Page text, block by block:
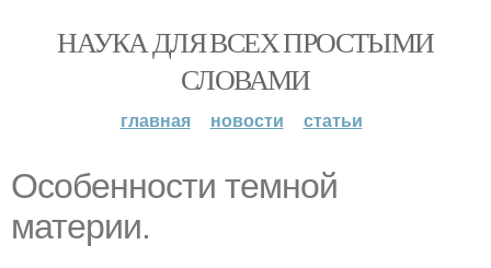
НАУКА ДЛЯ ВСЕХ ПРОСТЫМИ
СЛОВАМИ
главная новости статьи
Особенности темной
материи.